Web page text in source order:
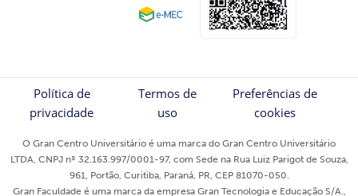
Política de
privacidade
Termos de
uso
Preferências de
cookies
O Gran Centro Universitário é uma marca do Gran Centro Universitário
LTDA, CNPJ nº 32.163.997/0001-97, com Sede na Rua Luiz Parigot de Souza,
961, Portão, Curitiba, Paraná, PR, CEP 81070-050.
Gran Faculdade é uma marca da empresa Gran Tecnologia e Educação S/A.,